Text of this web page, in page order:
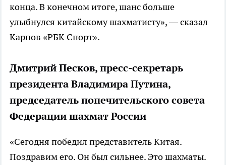
конца. В конечном итоге, шанс больше
улыбнулся китайскому шахматисту», — сказал
Карпов «РБК Спорт».
Дмитрий Песков, пресс-секретарь
президента Владимира Путина,
председатель попечительского совета
Федерации шахмат России
«Сегодня победил представитель Китая.
Поздравим его. Он был сильнее. Это шахматы.